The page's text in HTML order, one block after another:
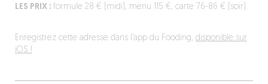
LES PRIX :formule 28 € (midi), menu 115 €, carte 76-86 € (soir).
Enregistrez cette adresse dans l’app du Fooding, disponible sur
iOS !